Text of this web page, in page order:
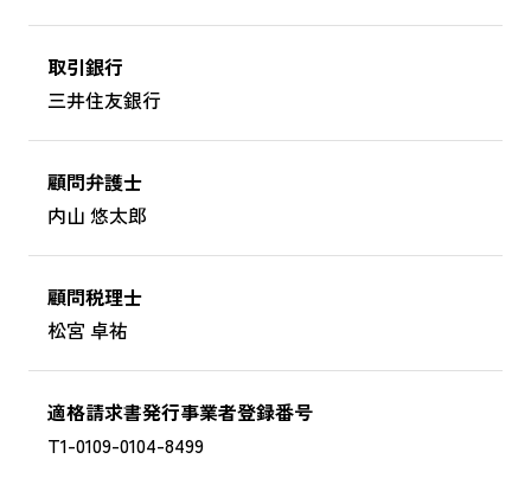
取引銀行
三井住友銀行
顧問弁護士
内山 悠太郎
顧問税理士
松宮 卓祐
適格請求書発行事業者登録番号
T1-0109-0104-8499